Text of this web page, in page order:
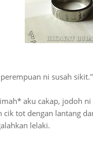
ni susah
aku cakap, jodoh
cik tot dengan lantang
lelaki.